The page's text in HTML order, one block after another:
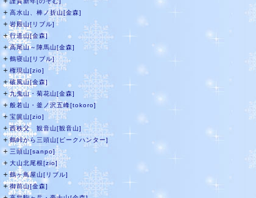
＋ 高水山、棒ノ折山[金森]
＋岩殿山[リブル]
＋行道山[金森]
＋高尾山～陣馬山[金森]
＋ 鶴寝山[リブル]
＋ 権現山[zio]
＋破風山[金森]
＋九鬼山・菊花山[金森]
＋ 般若山・釜ノ沢五峰[tokoro]
＋ 宝篋山[zio]
＋西秩父 観音山[観音山]
＋鶴峠から三頭山[ピークハンター]
＋ 三頭山[sanpo]
＋ 大山北尾根[zio]
＋鶴ヶ鳥屋山[リブル]
＋御前山[金森]